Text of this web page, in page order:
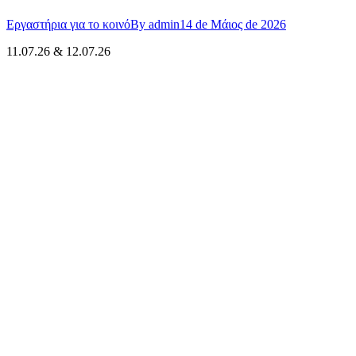
Εργαστήρια για το κοινόBy admin14 de Μάιος de 2026
11.07.26 & 12.07.26